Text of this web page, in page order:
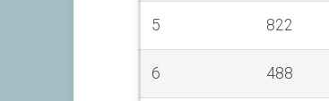
5 822
6 488